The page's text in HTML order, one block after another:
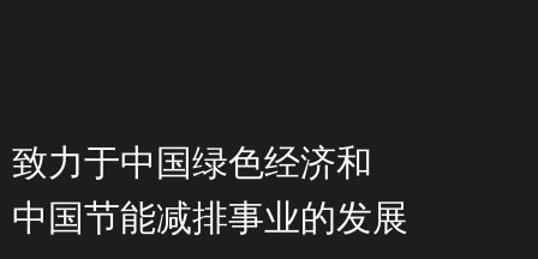
致力于中国绿色经济和
中国节能减排事业的发展